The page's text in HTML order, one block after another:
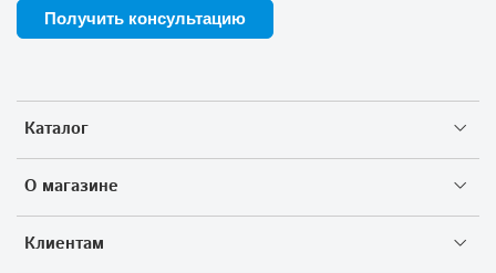
Каталог
О магазине
Клиентам
Получить консультацию